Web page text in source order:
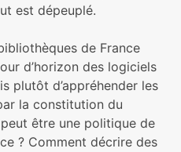
est dépeuplé.
de France
d’horizon des logiciels
plutôt d’appréhender les
la constitution du
être une politique de
? Comment décrire des